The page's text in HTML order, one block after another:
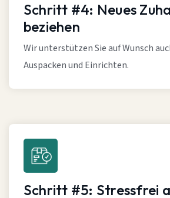
Schritt #4: Neues
beziehen
Wir unterstützen Sie auf Wunsch
Auspacken und Einrichten.
Schritt #5: Stressfrei